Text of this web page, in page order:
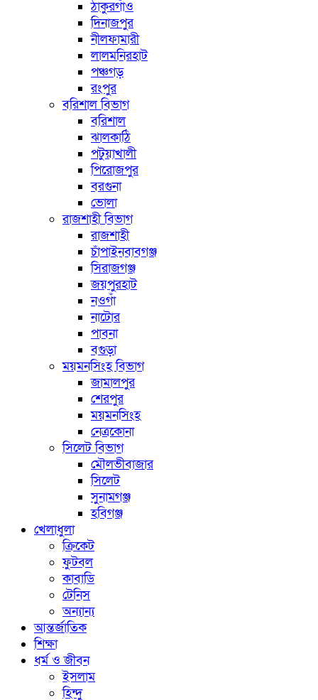
ঠাকুরগাঁও
দিনাজপুর
নীলফামারী
লালমনিরহাট
পঞ্চগড়
রংপুর
বরিশাল বিভাগ
বরিশাল
ঝালকাঠি
পটুয়াখালী
পিরোজপুর
বরগুনা
ভোলা
রাজশাহী বিভাগ
রাজশাহী
চাঁপাইনবাবগঞ্জ
সিরাজগঞ্জ
জয়পুরহাট
নওগাঁ
নাটোর
পাবনা
বগুড়া
ময়মনসিংহ বিভাগ
জামালপুর
শেরপুর
ময়মনসিংহ
নেত্রকোনা
সিলেট বিভাগ
মৌলভীবাজার
সিলেট
সুনামগঞ্জ
হবিগঞ্জ
খেলাধুলা
ক্রিকেট
ফুটবল
কাবাডি
টেনিস
অন্যান্য
আন্তর্জাতিক
শিক্ষা
ধর্ম ও জীবন
ইসলাম
হিন্দু